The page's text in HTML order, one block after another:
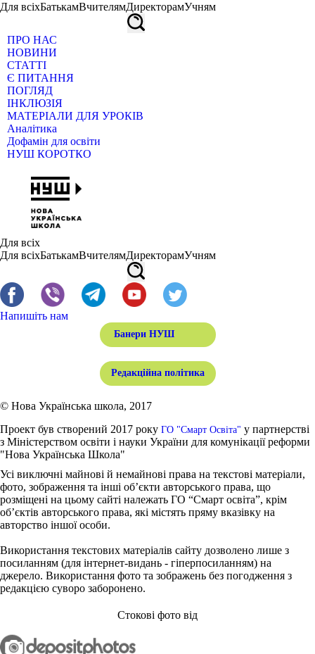
Для всіхБатькамВчителямДиректорамУчням
ПРО НАС
НОВИНИ
СТАТТІ
Є ПИТАННЯ
ПОГЛЯД
ІНКЛЮЗІЯ
МАТЕРІАЛИ ДЛЯ УРОКІВ
Аналітика
Дофамін для освіти
НУШ КОРОТКО
Для всіх
Для всіхБатькамВчителямДиректорамУчням
Напишіть нам
Банери НУШ
Редакційна політика
© Нова Українська школа, 2017
Проект був створений 2017 року ГО "Смарт Освіта" у партнерстві
з Міністерством освіти і науки України для комунікації реформи
"Нова Українська Школа"
Усі виключні майнові й немайнові права на текстові матеріали,
фото, зображення та інші об’єкти авторського права, що
розміщені на цьому сайті належать ГО “Смарт освіта”, крім
об’єктів авторського права, які містять пряму вказівку на
авторство іншої особи.
Використання текстових матеріалів сайту дозволено лише з
посиланням (для інтернет-видань - гіперпосиланням) на
джерело. Використання фото та зображень без погодження з
редакцією суворо заборонено.
Стокові фото від